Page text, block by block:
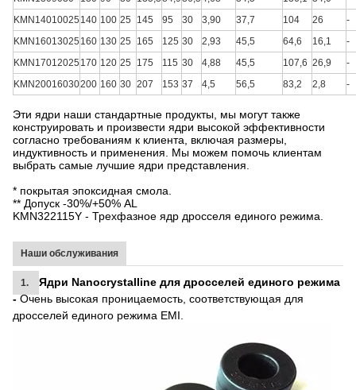
KMN14010025 140 100 25 145 95 30 3,90 37,7 104 26
-
KMN16013025 160 130 25 165 125 30 2,93 45,5 64,6 16,1
-
KMN17012025 170 120 25 175 115 30 4,88 45,5 107,6 26,9
-
KMN20016030200 160 30 207 153 37 4,5 56,5 83,2 2,8 -
Эти ядри наши стандартные продукты, мы могут также
конструировать и произвести ядри высокой эффективности
согласно требованиям к клиента, включая размеры,
индуктивность и применения. Мы можем помочь клиентам
выбрать самые лучшие ядри представления.
* покрытая эпоксидная смола.
** Допуск -30%/+50% AL
KMN322115Y - Трехфазное ядр дросселя единого режима.
Наши обслуживания
1.
Ядри Nanocrystalline для дросселей единого режима
-Очень высокая проницаемость, соответствующая для
дросселей единого режима EMI.